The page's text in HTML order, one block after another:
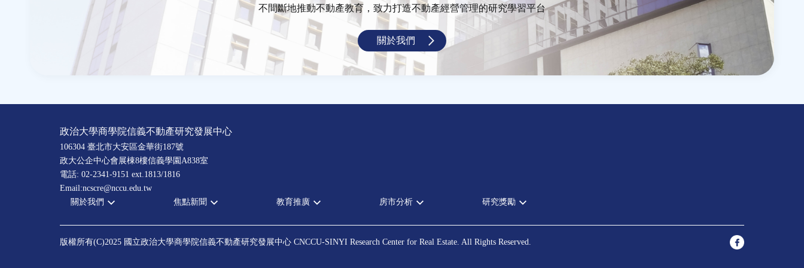
不間斷地推動不動產教育，致力打造不動產經營管理的研究學習平台
關於我們
政治大學商學院信義不動產研究發展中心
106304 臺北市大安區金華街187號
政大公企中心會展棟8樓信義學園A838室
電話: 02-2341-9151 ext.1813/1816
Email:ncscre@nccu.edu.tw
關於我們
宗旨願景
設置辦法
焦點新聞
全部新聞
政府政策
教育推廣
全部活動
論壇
房市分析
房市分析
信義房價指數
研究獎勵
中心獎勵
住宅學會論文獎支援
版權所有(C)2025 國立政治大學商學院信義不動產研究發展中心 CNCCU-SINYI Research Center for Real Estate. All Rights Reserved.